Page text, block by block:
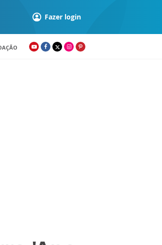
Fazer login